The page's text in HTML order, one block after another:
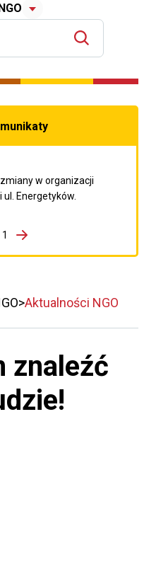
w organizacji
Energetyków.
Przejdź do następnego
Aktualności NGO
znaleźć